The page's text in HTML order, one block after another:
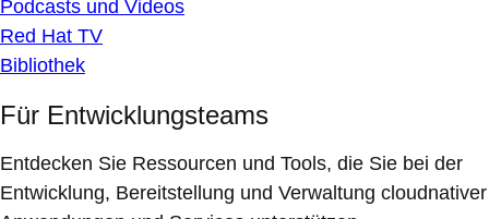
Podcasts und Videos
Red Hat TV
Bibliothek
Für Entwicklungsteams
Entdecken Sie Ressourcen und Tools, die Sie bei der
Entwicklung, Bereitstellung und Verwaltung cloudnativer